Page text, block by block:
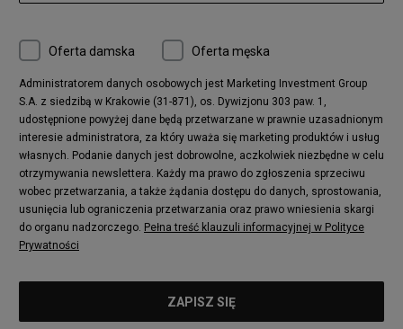
Oferta damska Oferta męska
Administratorem danych osobowych jest Marketing Investment Group
S.A. z siedzibą w Krakowie (31-871), os. Dywizjonu 303 paw. 1,
udostępnione powyżej dane będą przetwarzane w prawnie uzasadnionym
interesie administratora, za który uważa się marketing produktów i usług
własnych. Podanie danych jest dobrowolne, aczkolwiek niezbędne w celu
otrzymywania newslettera. Każdy ma prawo do zgłoszenia sprzeciwu
wobec przetwarzania, a także żądania dostępu do danych, sprostowania,
usunięcia lub ograniczenia przetwarzania oraz prawo wniesienia skargi
do organu nadzorczego. Pełna treść klauzuli informacyjnej w Polityce
Prywatności